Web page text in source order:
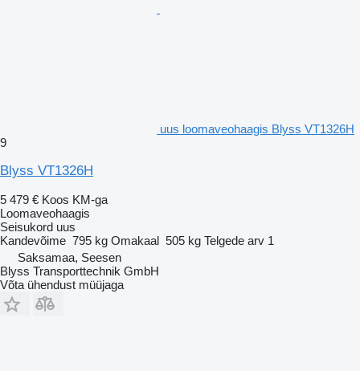
uus loomaveohaagis Blyss VT1326H
9
Blyss VT1326H
5 479 € Koos KM-ga
Loomaveohaagis
Seisukord uus
Kandevõime 795 kg Omakaal 505 kg Telgede arv 1
Saksamaa, Seesen
Blyss Transporttechnik GmbH
Võta ühendust müüjaga